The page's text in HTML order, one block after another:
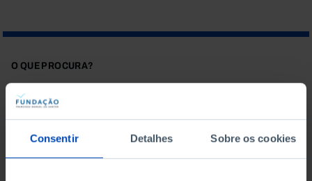
Consentir Detalhes Sobre os cookies
O QUE PROCURA?
Para pesquisar uma expressão coloque-a entre aspas